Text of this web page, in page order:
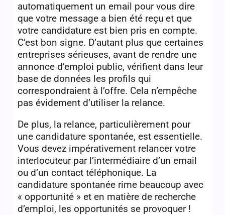
automatiquement un email pour vous dire
que votre message a bien été reçu et que
votre candidature est bien pris en compte.
C’est bon signe. D’autant plus que certaines
entreprises sérieuses, avant de rendre une
annonce d’emploi public, vérifient dans leur
base de données les profils qui
correspondraient à l’offre. Cela n’empêche
pas évidement d’utiliser la relance.
De plus, la relance, particulièrement pour
une candidature spontanée, est essentielle.
Vous devez impérativement relancer votre
interlocuteur par l’intermédiaire d’un email
ou d’un contact téléphonique. La
candidature spontanée rime beaucoup avec
« opportunité » et en matière de recherche
d’emploi, les opportunités se provoquer !